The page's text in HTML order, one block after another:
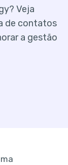
Veja
de contatos
a gestão